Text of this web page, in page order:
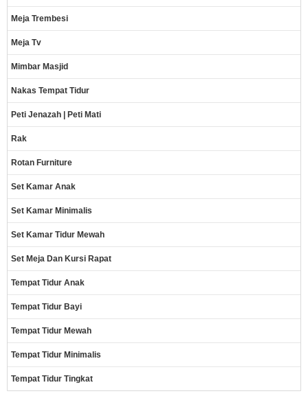
Meja Trembesi
Meja Tv
Mimbar Masjid
Nakas Tempat Tidur
Peti Jenazah | Peti Mati
Rak
Rotan Furniture
Set Kamar Anak
Set Kamar Minimalis
Set Kamar Tidur Mewah
Set Meja Dan Kursi Rapat
Tempat Tidur Anak
Tempat Tidur Bayi
Tempat Tidur Mewah
Tempat Tidur Minimalis
Tempat Tidur Tingkat